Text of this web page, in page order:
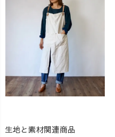
生地と素材関連商品